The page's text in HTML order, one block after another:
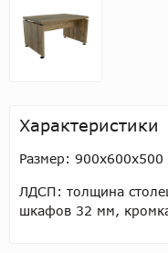
Характеристики
Размер: 900х600х500
ЛДСП: толщина
шкафов 32 мм,